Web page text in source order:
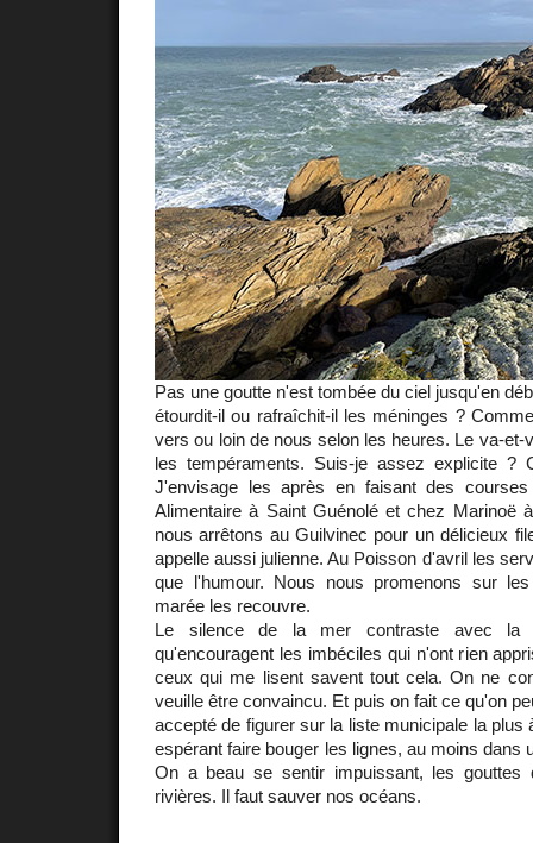
Pas une goutte n'est tombée du ciel jusqu'en
étourdit-il ou rafraîchit-il les méninges ?
vers ou loin de nous selon les heures. Le va-et-
les tempéraments. Suis-je assez explicite ?
J'envisage les après en faisant des
Alimentaire à Saint Guénolé et chez Marinoë
nous arrêtons au Guilvinec pour un délicieux
appelle aussi julienne. Au Poisson d'avril les
que l'humour. Nous nous promenons sur
marée les recouvre.
Le silence de la mer contraste avec la
qu'encouragent les imbéciles qui n'ont rien
ceux qui me lisent savent tout cela. On ne
veuille être convaincu. Et puis on fait ce qu'on
accepté de figurer sur la liste municipale la plus
espérant faire bouger les lignes, au moins dans
On a beau se sentir impuissant, les gouttes
rivières. Il faut sauver nos océans.